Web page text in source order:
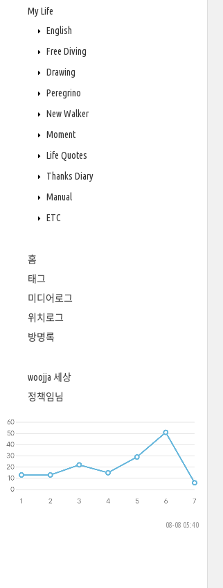
My Life
English
Free Diving
Drawing
Peregrino
New Walker
Moment
Life Quotes
Thanks Diary
Manual
ETC
홈
태그
미디어로그
위치로그
방명록
woojja 세상
정책임님
08-08 05:40